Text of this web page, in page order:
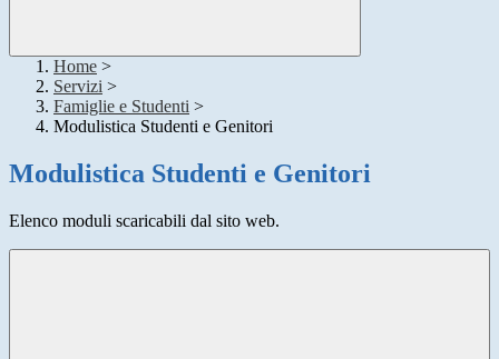
Home >
Servizi >
Famiglie e Studenti >
Modulistica Studenti e Genitori
Modulistica Studenti e Genitori
Elenco moduli scaricabili dal sito web.